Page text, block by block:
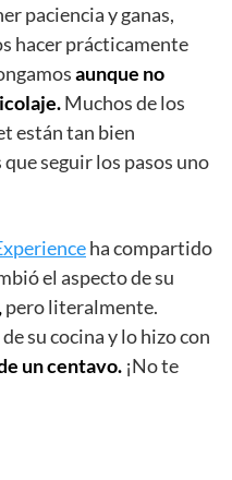
paciencia y ganas,
hacer prácticamente
aunque no
Muchos de los
están tan bien
seguir los pasos uno
ha compartido
el aspecto de su
pero literalmente.
su cocina y lo hizo con
un centavo. ¡No te